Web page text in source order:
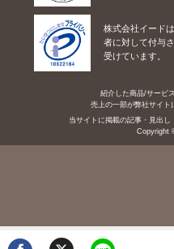
株式会社イード
者に対して付与
受けています。
紹介した商品/サービ
売上の一部が弊社サイト
当サイトに掲載の記事・見出し
Copyright